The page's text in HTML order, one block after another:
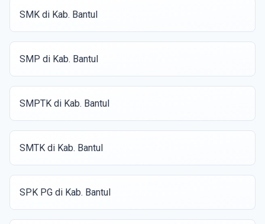
SMK di Kab. Bantul
SMP di Kab. Bantul
SMPTK di Kab. Bantul
SMTK di Kab. Bantul
SPK PG di Kab. Bantul